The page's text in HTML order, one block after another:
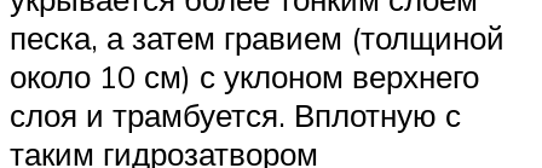
песка, а затем гравием (толщиной
около 10 см) с уклоном верхнего
слоя и трамбуется. Вплотную с
таким гидрозатвором